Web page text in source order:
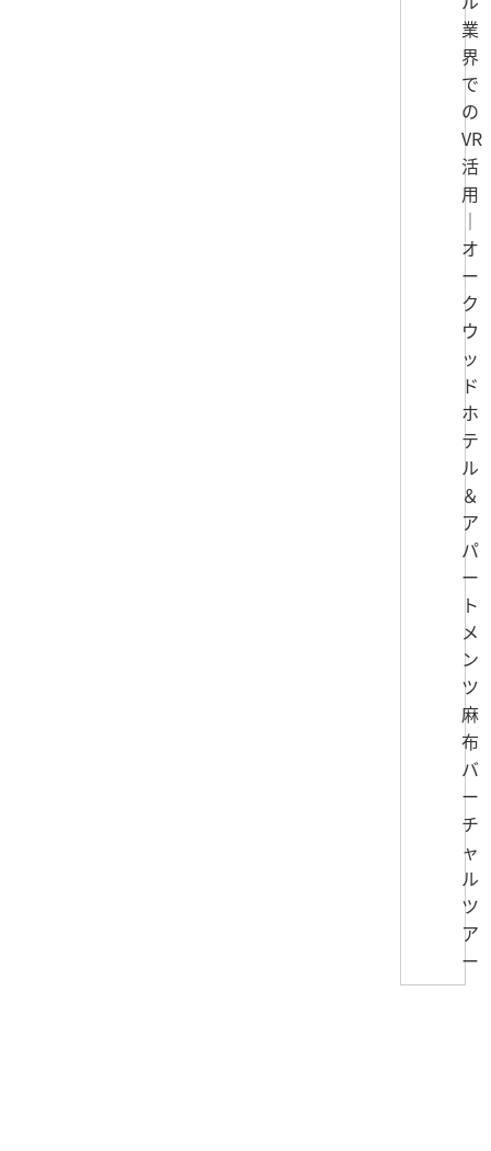
業
界
で
の
VR
活
用
｜
オ
ー
ク
ウ
ッ
ド
ホ
テ
ル
＆
ア
パ
ー
ト
メ
ン
ツ
麻
布
バ
ー
チ
ャ
ル
ツ
ア
ー